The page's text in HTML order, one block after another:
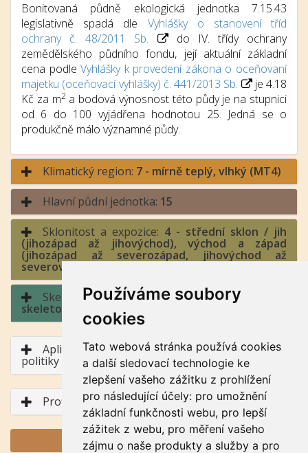
Používáme soubory
cookies
Tato webová stránka používá cookies
a další sledovací technologie ke
zlepšení vašeho zážitku z prohlížení
pro následující účely: pro umožnění
základní funkčnosti webu, pro lepší
zážitek z webu, pro měření vašeho
zájmu o naše produkty a služby a pro
Bonitovaná půdně ekologická jednotka 7.15.43
legislativně spadá dle Vyhlášky o stanovení tříd
ochrany č. 48/2011 Sb.
do IV. třídy ochrany
zemědělského půdního fondu, její aktuální základní
cena podleVyhlášky k provedení zákona o oceňovaní
majetku (oceňovací vyhlášky) č. 441/2013 Sb.
je 4.18
Kč za m2a bodová výnosnost této půdy je na stupnici
od 6 do 100 vyjádřena hodnotou 25. Jedná se o
produkčně málo významné půdy.
Klimatický region: 7 - mírně teplý, vlhký (MT4)
Hlavní půdní jednotka: 15
Sklonitost a expozice: 4 - střední sklon / jih
(jihozápad až jihovýchod), východ a západ
(jihozápad až severozápad, jihovýchod až
severovýchod)
Skeletovitost a hloubka půdy:3 - středně
skeletovitá / půda hluboká
Aplikace BPEJ v rámci Společné zemědělské
politiky
Profil půdního typu
GENERUJ PDF